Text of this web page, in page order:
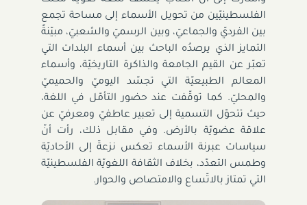
الفلسطينيّين من تحويل الأسماء إلى مساحة تجمع
بين الفرديّ والجماعيّ، وبين الرسميّ والشعبيّ، مبيّنةً
التمايز الذي يرصدُه الباحث بين أسماء البلدات التي
تعبّر عن القيم الجامعة والذاكرة التاريخيّة، وأسماء
المعالم الطبيعيّة التي تجسّد اليوميّ والحميميّ
والمحليّ. كما توقّفت عند حضور التأمّل في اللغة،
حيث تتحوّل التسمية إلى تعبير عاطفيّ ومعرفيّ عن
علاقة عضويّة بالأرض. وفي مقابل ذلك، رأت أنّ
سياسات عبرنة الأسماء تعكس نزعةّ إلى الأحاديّة
وطمس التعدّد، بخلاف الثقافة اللغويّة الفلسطينيّة
التي تمتاز بالاتّساع والامتصاص والحوار.